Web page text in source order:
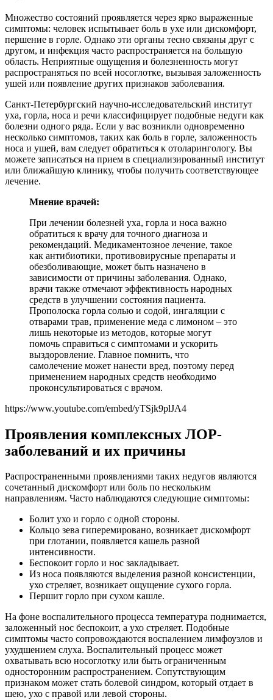
Множество состояний проявляется через ярко выраженные
симптомы: человек испытывает боль в ухе или дискомфорт,
першение в горле. Однако эти органы тесно связаны друг с
другом, и инфекция часто распространяется на большую
область. Неприятные ощущения и болезненность могут
распространяться по всей носоглотке, вызывая заложенность
ушей или появление других признаков заболевания.
Санкт-Петербургский научно-исследовательский институт
уха, горла, носа и речи классифицирует подобные недуги как
болезни одного ряда. Если у вас возникли одновременно
несколько симптомов, таких как боль в горле, заложенность
носа и ушей, вам следует обратиться к отоларингологу. Вы
можете записаться на прием в специализированный институт
или ближайшую клинику, чтобы получить соответствующее
лечение.
Мнение врачей:
При лечении болезней уха, горла и носа важно
обратиться к врачу для точного диагноза и
рекомендаций. Медикаментозное лечение, такое
как антибиотики, противовирусные препараты и
обезболивающие, может быть назначено в
зависимости от причины заболевания. Однако,
врачи также отмечают эффективность народных
средств в улучшении состояния пациента.
Прополоска горла солью и содой, ингаляции с
отварами трав, применение меда с лимоном – это
лишь некоторые из методов, которые могут
помочь справиться с симптомами и ускорить
выздоровление. Главное помнить, что
самолечение может нанести вред, поэтому перед
применением народных средств необходимо
проконсультироваться с врачом.
https://www.youtube.com/embed/yTSjk9plJA4
Проявления комплексных ЛОР-
заболеваний и их причины
Распространенными проявлениями таких недугов являются
сочетанный дискомфорт или боль по нескольким
направлениям. Часто наблюдаются следующие симптомы:
Болит ухо и горло с одной стороны.
Кольцо зева гиперемировано, возникает дискомфорт
при глотании, появляется кашель разной
интенсивности.
Беспокоит горло и нос закладывает.
Из носа появляются выделения разной консистенции,
ухо стреляет, возникает ощущение сухого горла.
Першит горло при сухом кашле.
На фоне воспалительного процесса температура поднимается,
заложенный нос беспокоит, а ухо стреляет. Подобные
симптомы часто сопровождаются воспалением лимфоузлов и
ухудшением слуха. Воспалительный процесс может
охватывать всю носоглотку или быть ограниченным
односторонним распространением. Сопутствующим
признаком может стать болевой синдром, который отдает в
шею, ухо с правой или левой стороны.